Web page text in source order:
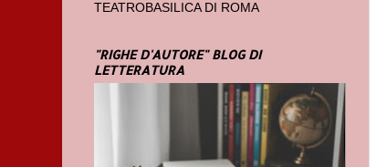
TEATROBASILICA DI ROMA
"RIGHE D'AUTORE" BLOG DI
LETTERATURA